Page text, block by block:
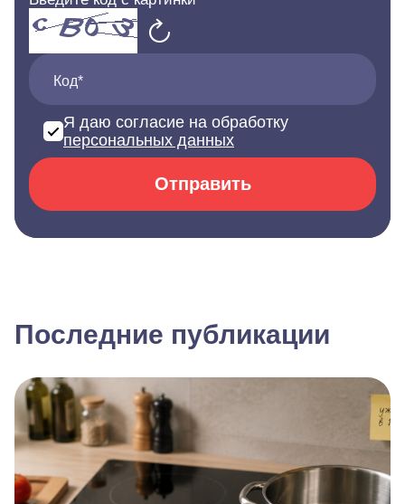
Код*
Я даю согласие на обработку
персональных данных
Отправить
Последние публикации